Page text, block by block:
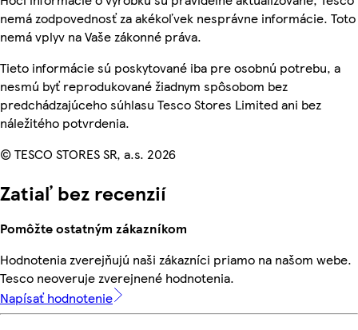
nemá zodpovednosť za akékoľvek nesprávne informácie. Toto
nemá vplyv na Vaše zákonné práva.
Tieto informácie sú poskytované iba pre osobnú potrebu, a
nesmú byť reprodukované žiadnym spôsobom bez
predchádzajúceho súhlasu Tesco Stores Limited ani bez
náležitého potvrdenia.
© TESCO STORES SR, a.s. 2026
Zatiaľ bez recenzií
Pomôžte ostatným zákazníkom
Hodnotenia zverejňujú naši zákazníci priamo na našom webe.
Tesco neoveruje zverejnené hodnotenia.
Napísať hodnotenie